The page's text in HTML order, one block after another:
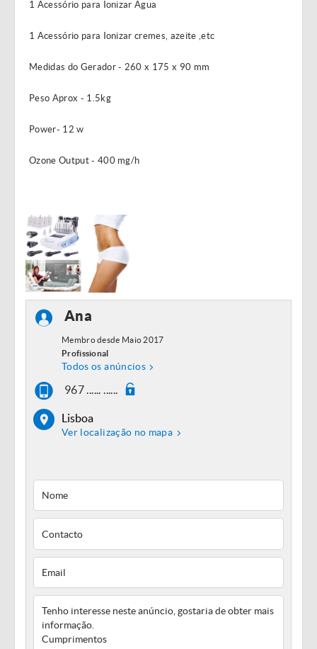
1 Acessório para Ionizar Agua
1 Acessório para Ionizar cremes, azeite ,etc
Medidas do Gerador - 260 x 175 x 90 mm
Peso Aprox - 1.5kg
Power- 12 w
Ozone Output - 400 mg/h
Ana
Membro desde Maio 2017
Profissional
Todos os anúncios
967 ...... ......
Lisboa
Ver localização no mapa